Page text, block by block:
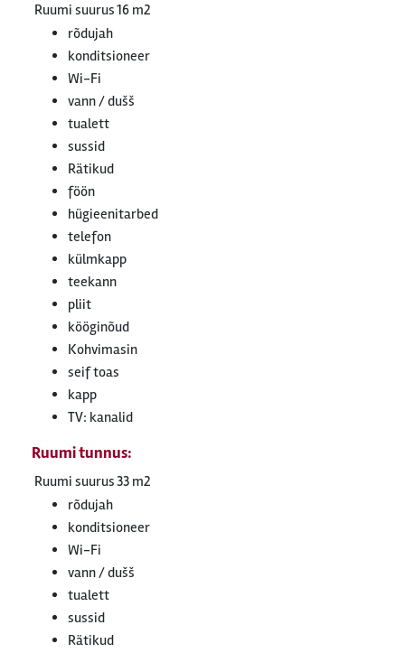
Ruumi suurus16 m2
rõdujah
konditsioneer
Wi-Fi
vann / dušš
tualett
sussid
Rätikud
föön
hügieenitarbed
telefon
külmkapp
teekann
pliit
kööginõud
Kohvimasin
seif toas
kapp
TV: kanalid
Ruumi tunnus:
Ruumi suurus33 m2
rõdujah
konditsioneer
Wi-Fi
vann / dušš
tualett
sussid
Rätikud